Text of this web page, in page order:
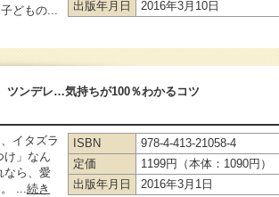
どもの...
出版年月日
2016年3月10日
ツンデレ…気持ちが100％わかるコツ
イタズラ
け」なん
ら、愛
...続き
ISBN
978-4-413-21058-4
定価
1199円（本体：1090円）
出版年月日
2016年3月1日